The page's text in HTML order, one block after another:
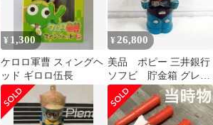
¥ 1,300
ケロロ軍曹 スィングヘ
ッド ギロロ伍長
¥26,800
美品 ポピー 三井銀行
ソフビ 貯金箱 グレー
トマジンガー